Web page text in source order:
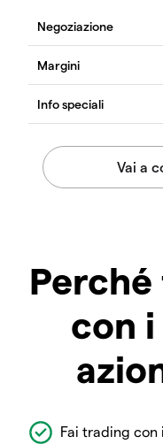
con i
Fai trading con